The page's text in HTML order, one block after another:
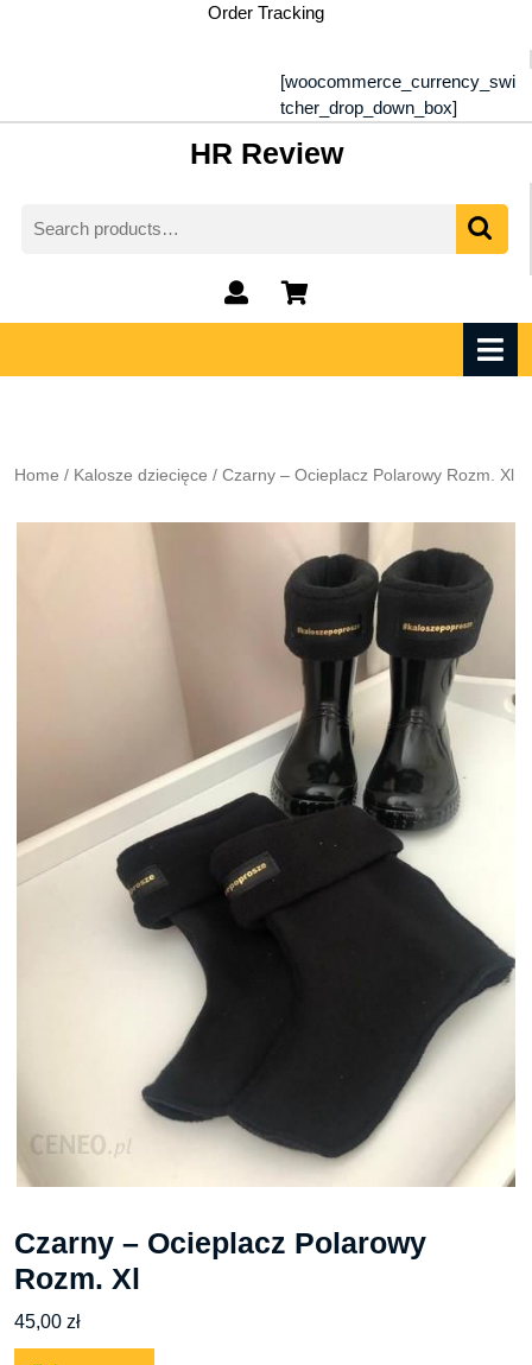
Order Tracking
[woocommerce_currency_swi
tcher_drop_down_box]
HR Review
for:
My
Account
shopping
cart
Home / Kalosze dziecięce / Czarny – Ocieplacz Polarowy Rozm. Xl
Czarny – Ocieplacz Polarowy
Rozm. Xl
45,00 zł